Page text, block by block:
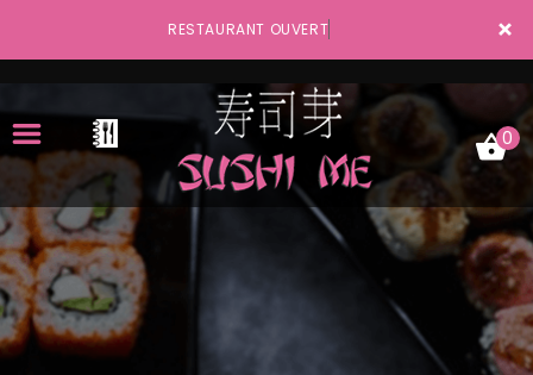
×
RESTAURANT OUVERT
ACCUEIL
LA CARTE
0